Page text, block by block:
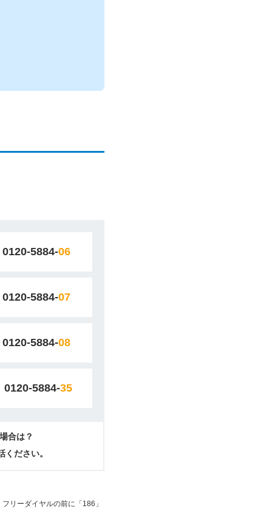
0120-5884-06
0120-5884-07
0120-5884-08
0120-5884-35
合は？
ください。
リーダイヤルの前に「186」